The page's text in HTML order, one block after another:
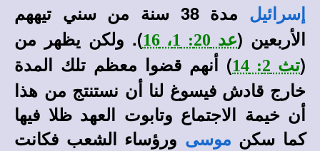
إسرائيل
مدة 38 سنة من سني تيههم
الأربعين (عد 20: 1، 16
). ولكن يظهر من
(تث 2: 14
) أنهم قضوا معظم تلك المدة
خارج قادش فيسوغ لنا أن نستنتج من هذا
أن خيمة الاجتماع وتابوت العهد ظلا فيها
كما سكن موسى ورؤساء الشعب فكانت